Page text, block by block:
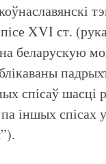
XVI ст.
беларускую
спісаў
іншых спісах